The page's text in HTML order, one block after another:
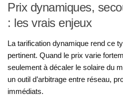
Prix dynamiques,
: les vrais enjeux
La tarification dynamique rend ce
pertinent. Quand le prix varie
seulement à décaler le solaire du
un outil d’arbitrage entre réseau,
immédiats.